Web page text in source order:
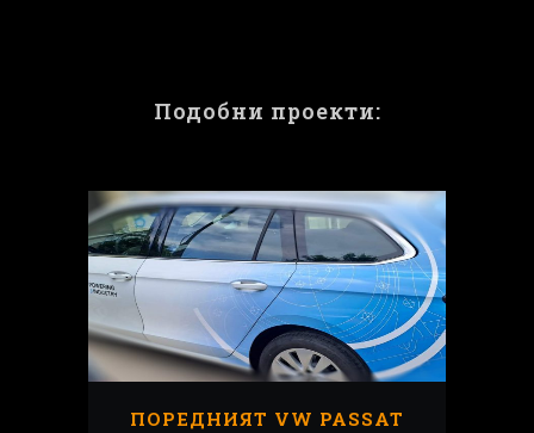
Подобни проекти:
ПОРЕДНИЯТ VW PASSAT